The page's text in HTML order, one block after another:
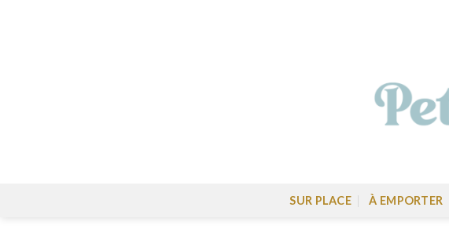
SUR PLACE À EMPORTER